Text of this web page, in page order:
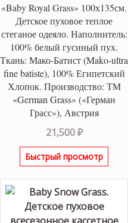
«Baby Royal Grass» 100х135см.
Детское пуховое теплое
стеганое одеяло. Наполнитель:
100% белый гусиный пух.
Ткань: Мако-Батист (Mako-ultra
fine batiste), 100% Египетский
Хлопок. Производство: ТМ
«German Grass» («Герман
Грасс»), Австрия
21,500₽
Быстрый просмотр